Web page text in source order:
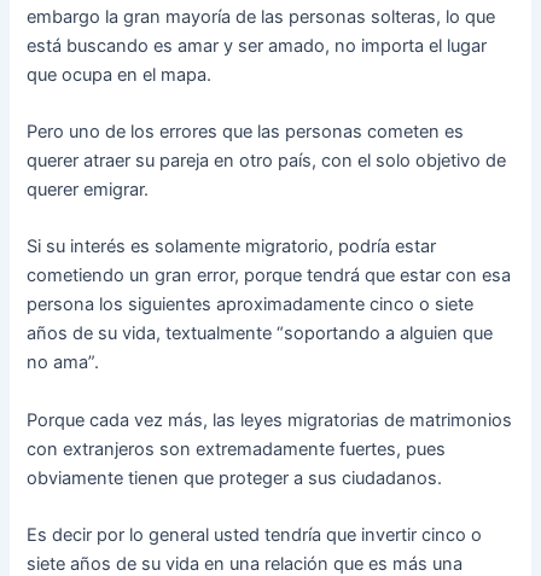
embargo la gran mayoría de las personas solteras, lo que
está buscando es amar y ser amado, no importa el lugar
que ocupa en el mapa.
Pero uno de los errores que las personas cometen es
querer atraer su pareja en otro país, con el solo objetivo de
querer emigrar.
Si su interés es solamente migratorio, podría estar
cometiendo un gran error, porque tendrá que estar con esa
persona los siguientes aproximadamente cinco o siete
años de su vida, textualmente “soportando a alguien que
no ama”.
Porque cada vez más, las leyes migratorias de matrimonios
con extranjeros son extremadamente fuertes, pues
obviamente tienen que proteger a sus ciudadanos.
Es decir por lo general usted tendría que invertir cinco o
siete años de su vida en una relación que es más una